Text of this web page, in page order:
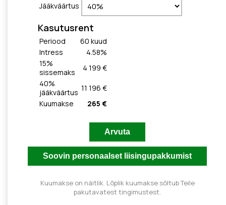
Jääkväärtus
Kasutusrent
Periood 60 kuud
Intress
4.58%
15%
sissemaks
4 199 €
40%
jääkväärtus 11 196 €
Kuumakse
265 €
Kuumakse on näitlik. Lõplik kuumakse sõltub Teile
pakutavatest tingimustest.